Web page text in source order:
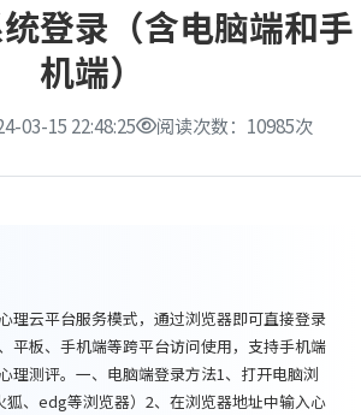
登录（含电脑端和手
机端）
03-15 22:48:25 阅读次数：10985次
理云平台服务模式，通过浏览器即可直接登录
平板、手机端等跨平台访问使用，支持手机端
理测评。一、电脑端登录方法1、打开电脑浏
狐、edg等浏览器）2、在浏览器地址中输入心